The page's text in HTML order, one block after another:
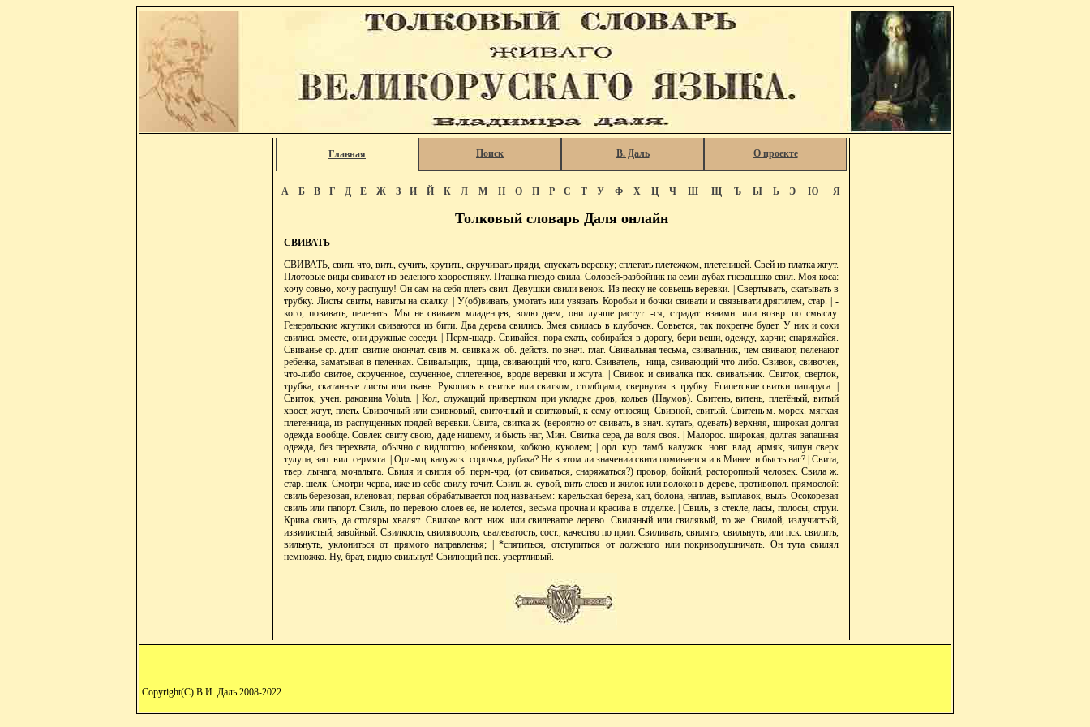
Главная Поиск В. Даль О проекте
А Б В Г Д Е Ж З И Й К Л М Н О П Р С Т У Ф Х Ц Ч Ш Щ Ъ Ы Ь Э Ю Я
Толковый словарь Даля онлайн
СВИВАТЬ
СВИВАТЬ, свить что, вить, сучить, крутить, скручивать пряди, спускать веревку; сплетать плетежком, плетеницей. Свей из платка жгут.
Плотовые вицы свивают из зеленого хворостняку. Пташка гнездо свила. Соловей-разбойник на семи дубах гнездышко свил. Моя коса:
хочу совью, хочу распущу! Он сам на себя плеть свил. Девушки свили венок. Из песку не совьешь веревки. | Свертывать, скатывать в
трубку. Листы свиты, навиты на скалку. | У(об)вивать, умотать или увязать. Коробьи и бочки свивати и связывати дрягилем, стар. | -
кого, повивать, пеленать. Мы не свиваем младенцев, волю даем, они лучше растут. -ся, страдат. взаимн. или возвр. по смыслу.
Генеральские жгутики свиваются из бити. Два дерева свились. Змея свилась в клубочек. Совьется, так покрепче будет. У них и сохи
свились вместе, они дружные соседи. | Перм-шадр. Свивайся, пора ехать, собирайся в дорогу, бери вещи, одежду, харчи; снаряжайся.
Свиванье ср. длит. свитие окончат. свив м. свивка ж. об. действ. по знач. глаг. Свивальная тесьма, свивальник, чем свивают, пеленают
ребенка, заматывая в пеленках. Свивальщик, -щица, свивающий что, кого. Свиватель, -ница, свивающий что-либо. Свивок, свивочек,
что-либо свитое, скрученное, ссученное, сплетенное, вроде веревки и жгута. | Свивок и свивалка пск. свивальник. Свиток, сверток,
трубка, скатанные листы или ткань. Рукопись в свитке или свитком, столбцами, свернутая в трубку. Египетские свитки папируса. |
Свиток, учен. раковина Voluta. | Кол, служащий привертком при укладке дров, кольев (Наумов). Свитень, витень, плетёный, витый
хвост, жгут, плеть. Свивочный или свивковый, свиточный и свитковый, к сему относящ. Свивной, свитый. Свитень м. морск. мягкая
плетенница, из распущенных прядей веревки. Свита, свитка ж. (вероятно от свивать, в знач. кутать, одевать) верхняя, широкая долгая
одежда вообще. Совлек свиту свою, даде нищему, и бысть наг, Мин. Свитка сера, да воля своя. | Малорос. широкая, долгая запашная
одежда, без перехвата, обычно с видлогою, кобеняком, кобкою, куколем; | орл. кур. тамб. калужск. новг. влад. армяк, зипун сверх
тулупа, зап. вил. сермяга. | Орл-мц. калужск. сорочка, рубаха? Не в этом ли значении свита поминается и в Минее: и бысть наг? | Свита,
твер. лычага, мочалыга. Свиля и свигля об. перм-чрд. (от свиваться, снаряжаться?) провор, бойкий, расторопный человек. Свила ж.
стар. шелк. Смотри черва, иже из себе свилу точит. Свиль ж. сувой, вить слоев и жилок или волокон в дереве, противопол. прямослой:
свиль березовая, кленовая; первая обрабатывается под названьем: карельская береза, кап, болона, наплав, выплавок, выль. Осокоревая
свиль или папорт. Свиль, по перевою слоев ее, не колется, весьма прочна и красива в отделке. | Свиль, в стекле, ласы, полосы, струи.
Крива свиль, да столяры хвалят. Свилкое вост. ниж. или свилеватое дерево. Свиляный или свилявый, то же. Свилой, излучистый,
извилистый, завойный. Свилкость, свилявосоть, свалеватость, сост., качество по прил. Свиливать, свилять, свильнуть, или пск. свилить,
вильнуть, уклониться от прямого направленья; | *спятиться, отступиться от должного или покриводушничать. Он тута свилял
немножко. Ну, брат, видно свильнул! Свилющий пск. увертливый.
Copyright(C) В.И. Даль 2008-2022